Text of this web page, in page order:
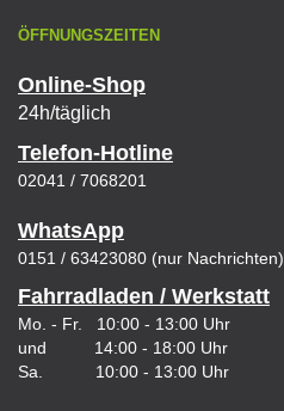
ÖFFNUNGSZEITEN
Online-Shop
24h/täglich
Telefon-Hotline
02041 / 7068201
WhatsApp
0151 / 63423080 (nur Nachrichten)
Fahrradladen / Werkstatt
Mo. - Fr. 10:00 - 13:00 Uhr
und 14:00 - 18:00 Uhr
Sa. 10:00 - 13:00 Uhr